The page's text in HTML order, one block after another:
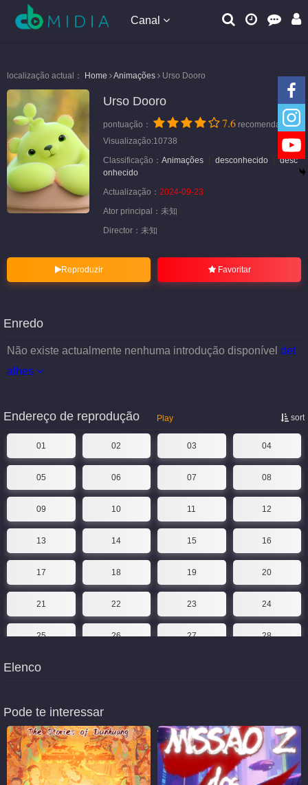
Canal
localização actual： Home Animações Urso Dooro
Urso Dooro
pontuação： 7.6 recomendação
Visualização:10738
Classificação： Animações desconhecido
desc
onhecido
Actualização： 2024-09-23
Ator principal： 未知
Director： 未知
Reproduzir Favoritar
Enredo
Não existe actualmente nenhuma introdução disponível det
alhes
sort
Endereço de reprodução Play
01 02 03 04
05 06 07 08
09 10 11 12
13 14 15 16
17 18 19 20
21 22 23 24
25 26 27 28
29
37 38 39 40
41 42 44
Elenco
Pode te interessar